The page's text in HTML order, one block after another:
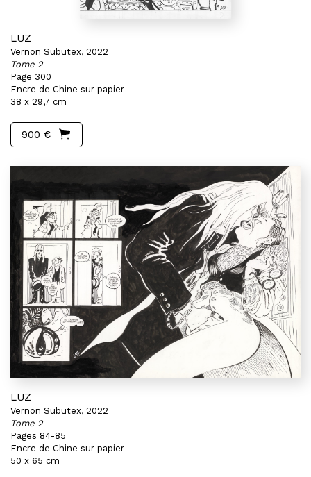
LUZ
Vernon Subutex, 2022
Tome 2
Page 300
Encre de Chine sur papier
38 x 29,7 cm
900 €
LUZ
Vernon Subutex, 2022
Tome 2
Pages 84-85
Encre de Chine sur papier
50 x 65 cm